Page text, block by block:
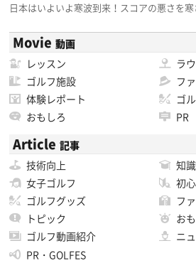
日本はいよいよ寒波到来！スコアの悪さを
Movie 動画
レッスン
ラ
ゴルフ施設
フ
体験レポート
ゴ
おもしろ
PR
Article 記事
技術向上
知
女子ゴルフ
初
ゴルフグッズ
フ
トピック
お
ゴルフ動画紹介
ニ
PR・GOLFES